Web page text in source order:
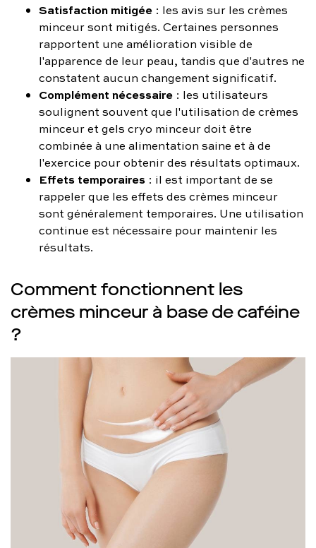
Satisfaction mitigée : les avis sur les crèmes
minceur sont mitigés. Certaines personnes
rapportent une amélioration visible de
l'apparence de leur peau, tandis que d'autres ne
constatent aucun changement significatif.
Complément nécessaire : les utilisateurs
soulignent souvent que l'utilisation de crèmes
minceur et gels cryo minceur doit être
combinée à une alimentation saine et à de
l'exercice pour obtenir des résultats optimaux.
Effets temporaires : il est important de se
rappeler que les effets des crèmes minceur
sont généralement temporaires. Une utilisation
continue est nécessaire pour maintenir les
résultats.
Comment fonctionnent les
crèmes minceur à base de caféine
?